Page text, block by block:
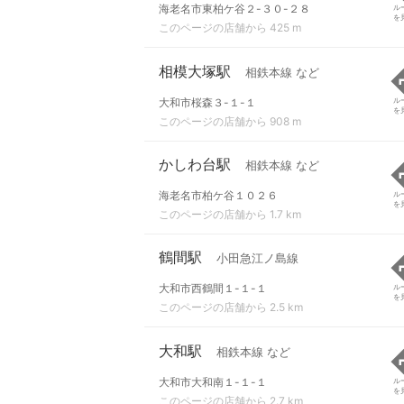
海老名市東柏ケ谷２-３０-２８
このページの店舗から 425 m
ル
を
相模大塚駅 相鉄本線 など
大和市桜森３-１-１
このページの店舗から 908 m
ル
を
かしわ台駅 相鉄本線 など
海老名市柏ケ谷１０２６
このページの店舗から 1.7 km
ル
を
鶴間駅 小田急江ノ島線
大和市西鶴間１-１-１
このページの店舗から 2.5 km
ル
を
大和駅 相鉄本線 など
大和市大和南１-１-１
このページの店舗から 2.7 km
ル
を